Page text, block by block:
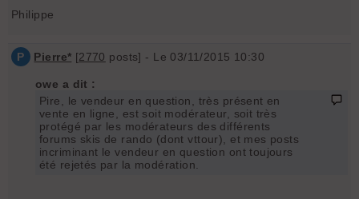
Philippe
P Pierre* [2770 posts] - Le 03/11/2015 10:30
owe a dit :
Pire, le vendeur en question, très présent en
vente en ligne, est soit modérateur, soit très
protégé par les modérateurs des différents
forums skis de rando (dont vttour), et mes posts
incriminant le vendeur en question ont toujours
été rejetés par la modération.